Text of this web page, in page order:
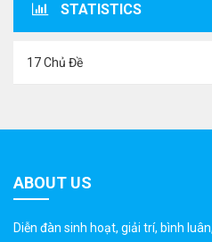
STATISTICS
17 Chủ Đề
ABOUT US
Diễn đàn sinh hoạt, giải trí, bình